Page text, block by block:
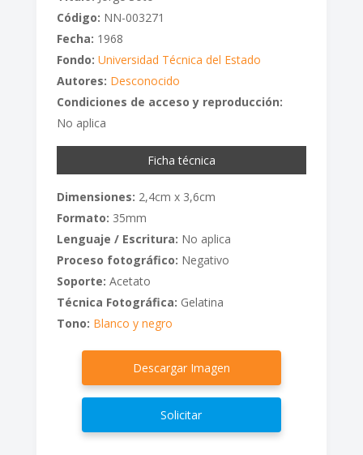
Código: NN-003271
Fecha: 1968
Fondo: Universidad Técnica del Estado
Autores: Desconocido
Condiciones de acceso y reproducción:
No aplica
Ficha técnica
Dimensiones: 2,4cm x 3,6cm
Formato: 35mm
Lenguaje / Escritura: No aplica
Proceso fotográfico: Negativo
Soporte: Acetato
Técnica Fotográfica: Gelatina
Tono: Blanco y negro
Descargar Imagen
Solicitar